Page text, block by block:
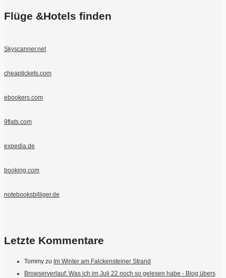
Flüge &Hotels finden
Skyscanner.net
cheaptickets.com
ebookers.com
9flats.com
expedia.de
booking.com
notebooksbilliger.de
Letzte Kommentare
Tommy zu Im Winter am Falckensteiner Strand
Browserverlauf: Was ich im Juli 22 noch so gelesen habe - Blog übers